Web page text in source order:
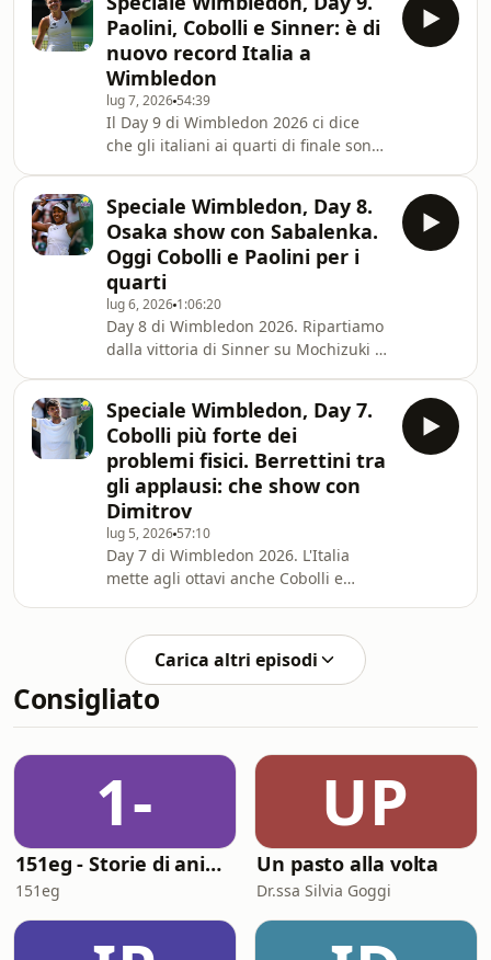
quel di Wimbledon e si conferma
imbattibile sopra le 5 ore. Anche a 39
anni. Un ampio discorso sulla testa
del campione serbo, capace di
diventare sostanzialmente imbattibile
quando la partita va al quinto set: 42
vittorie su 50 partite al quinto in
carriera.Oltre a
Paolini, Cobolli e Sinner: è di
nuovo record Italia a
Wimbledon
lug 7, 2026 54:39
Il Day 9 di Wimbledon 2026 ci dice
che gli italiani ai quarti di finale sono
Musetti al posto di Flavio). Un risultato
prezioso che testimonia la ritorvata
forma di Jasmine, così come la forza
di un Cobolli che continua a
legittimare il suo momento. Delle loro
partite, ma anche di Alex de Minaur e
delle sue parole in con
Speciale Wimbledon, Day 8.
Osaka show con Sabalenka.
Oggi Cobolli e Paolini per i
quarti
lug 6, 2026 1:06:20
Day 8 di Wimbledon 2026. Ripartiamo
dalla vittoria di Sinner su Mochizuki e
Sabalenka che si conferma n°1
vulnerabile. Osaka è da corsa? Simone
e Jacopo hanno opinioni leggermente
differenti. E poi le partite di oggi,
dalla chance di Cobolli a quelle di
Paolini.Poi le vostre domande:
schiaffoalvolo@gmail.com Hosted on
Acast.
Speciale Wimbledon, Day 7.
Cobolli più forte dei
problemi fisici. Berrettini tra
gli applausi: che show con
Dimitrov
lug 5, 2026 57:10
Day 7 di Wimbledon 2026. L'Italia
mette agli ottavi anche Cobolli e
battaglia iniziata nel peggiore dei
modi, confermandosi giocatore da
lotta e pronto a superare sempre le
difficoltà. Replicare il quarto di finale
Jasmine infila per la prima volta in
stagione invece tre vittorie
consecutive in un
Carica altri episodi
Consigliato
1-
151eg - Storie di animazione
151eg
UP
Un pasto alla volta
Dr.ssa Silvia Goggi